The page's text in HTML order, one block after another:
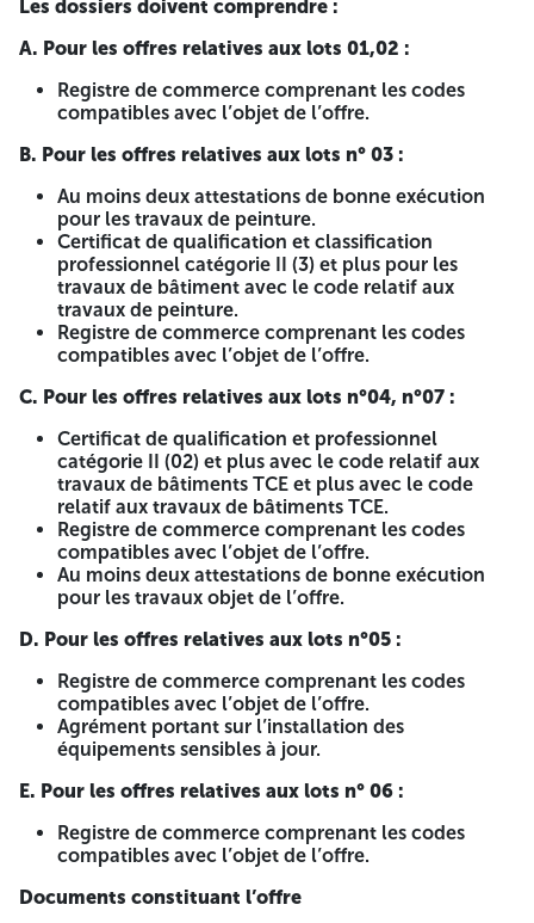
au dernier jour de la durée de préparation des offres au
soumissionnaires sont invités à assister à l’ouverture des
plis qui aura lieu le dernier jour de la durée de préparation
des offres à 14h00 mn et ce à l’adresse ci-dessus indiquée,
si ce jour coïncide avec un jour férié ou un jour de repos
légal, la séance d’ouverture des plis est prorogée jusqu’au
jour ouvrable suivant. El Boudjahid/Pub. ANEP 2631005956
du 04/04/2026 A -=-=-=-
RÉPUBLIQUE ALGÉRIENNE
DÉMOCRATIQUE ET POPULAIRE
MINISTÈRE DE L'ENSEIGNEMENT
SUPÉRIEUR ET DE LA
RECHERCHE SCIENTIFIQUE
UNIVERSITÉ ABOU BEKR
BELKAÏD DE TLEMCEN
Avis d'Appel d'Offres National Ouvert
avec Exigence de Capacités
Minimales
N°02/S.G/2026
« Réhabilitation et réfection des structures
de l’Université de Tlemcen »
N.I.F. de l’université : 416020000130023
Conformément aux dispositions prévues aux articles 37,
38, 39 et 46 de la loi n°23-12 du 18 Mouharam 1445
correspondant au 05 août 2023 fixant les règles générales
aux marchés publics, l’Université Abou Bekr Belkaïd de
Les dossiers doivent comprendre :
A. Pour les offres relatives aux lots 01,02 :
Registre de commerce comprenant les codes
compatibles avec l’objet de l’offre.
B. Pour les offres relatives aux lots n° 03 :
Au moins deux attestations de bonne exécution
pour les travaux de peinture.
Certificat de qualification et classification
professionnel catégorie II (3) et plus pour les
travaux de bâtiment avec le code relatif aux
travaux de peinture.
Registre de commerce comprenant les codes
compatibles avec l’objet de l’offre.
C. Pour les offres relatives aux lots n°04, n°07 :
Certificat de qualification et professionnel
catégorie II (02) et plus avec le code relatif aux
travaux de bâtiments TCE et plus avec le code
relatif aux travaux de bâtiments TCE.
Registre de commerce comprenant les codes
compatibles avec l’objet de l’offre.
Au moins deux attestations de bonne exécution
pour les travaux objet de l’offre.
D. Pour les offres relatives aux lots n°05 :
Registre de commerce comprenant les codes
compatibles avec l’objet de l’offre.
Agrément portant sur l’installation des
équipements sensibles à jour.
E. Pour les offres relatives aux lots n° 06 :
Registre de commerce comprenant les codes
compatibles avec l’objet de l’offre.
Documents constituant l’offre